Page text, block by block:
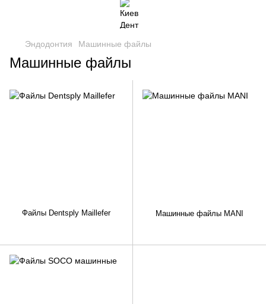
Эндодонтия Машинные файлы
Машинные файлы
Файлы Dentsply Maillefer Машинные файлы MANI